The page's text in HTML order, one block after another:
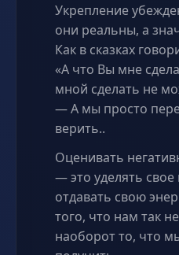
Укрепление
они реальны, а
Как в сказках
«А что Вы мне
мной сделать не
— А мы просто
верить..
Оценивать
— это уделять
отдавать свою
того, что нам так
наоборот то, что